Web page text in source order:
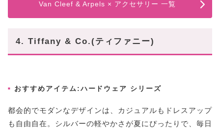
Van Cleef & Arpels × アクセサリー 一覧
4. Tiffany & Co.(ティファニー)
おすすめアイテム:ハードウェア シリーズ
都会的でモダンなデザインは、カジュアルもドレスアップ
も自由自在。シルバーの軽やかさが夏にぴったりで、毎日